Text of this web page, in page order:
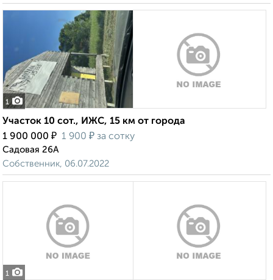
1
Участок 10 сот., ИЖС, 15 км от города
1 900 000 ₽ 1 900 ₽ за сотку
Садовая 26А
Собственник, 06.07.2022
1